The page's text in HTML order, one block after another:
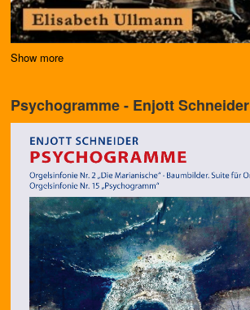
Show more
Psychogramme - Enjott Schneider